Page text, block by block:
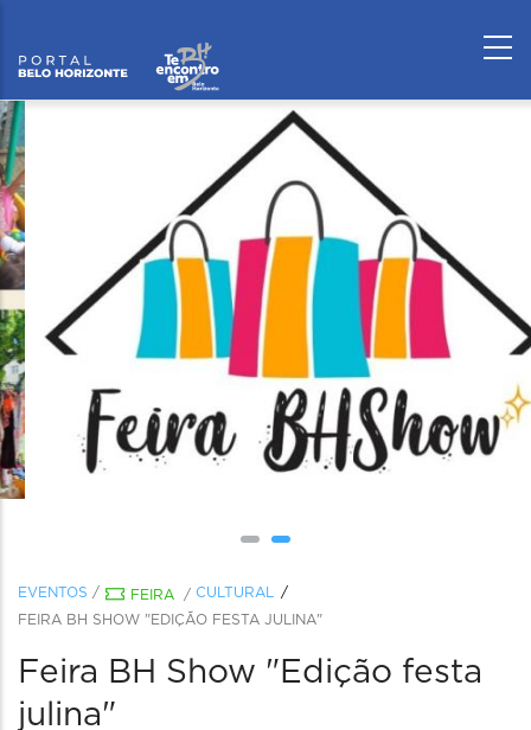
EVENTOS / FEIRA / CULTURAL
FEIRA BH SHOW "EDIÇÃO FESTA JULINA"
Feira BH Show "Edição festa
julina"